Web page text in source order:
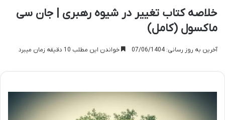
خلاصه کتاب تغییر در شیوه رهبری | جان سی
ماکسول (کامل)
آخرین به روز رسانی: 07/06/1404 خواندن این مطلب 10 دقیقه زمان میبرد